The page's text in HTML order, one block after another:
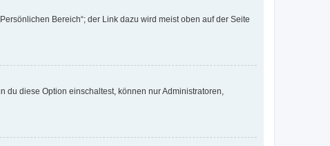
Bereich“; der Link dazu wird meist oben auf der Seite
diese Option einschaltest, können nur Administratoren,